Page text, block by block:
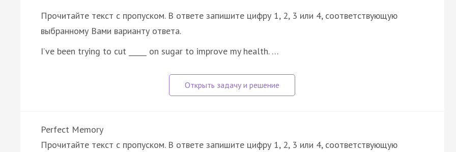
Прочитайте текст с пропуском. В ответе запишите цифру 1, 2, 3 или 4, соответствующую
выбранному Вами варианту ответа.
I’ve been trying to cut _____ on sugar to improve my health. …
Perfect Memory
Прочитайте текст с пропуском. В ответе запишите цифру 1, 2, 3 или 4, соответствующую